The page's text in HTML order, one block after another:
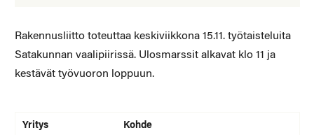
Rakennusliitto toteuttaa keskiviikkona 15.11. työtaisteluita
Satakunnan vaalipiirissä. Ulosmarssit alkavat klo 11 ja
kestävät työvuoron loppuun.
Yritys Kohde